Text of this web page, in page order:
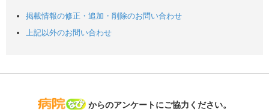
掲載情報の修正・追加・削除のお問い合わせ
上記以外のお問い合わせ
病院なび
からのアンケートにご協力ください。